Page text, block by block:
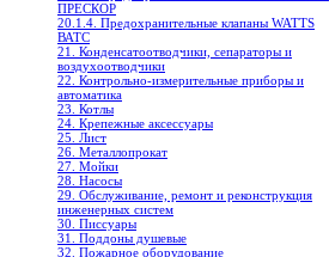
ПРЕСКОР
20.1.4. Предохранительные клапаны WATTS
ВАТС
21. Конденсатоотводчики, сепараторы и
воздухоотводчики
22. Контрольно-измерительные приборы и
автоматика
23. Котлы
24. Крепежные аксессуары
25. Лист
26. Металлопрокат
27. Мойки
28. Насосы
29. Обслуживание, ремонт и реконструкция
инженерных систем
30. Писсуары
31. Поддоны душевые
32. Пожарное оборудование